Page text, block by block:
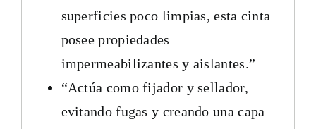
superficies poco limpias, esta cinta
posee propiedades
impermeabilizantes y aislantes.”
“Actúa como fijador y sellador,
evitando fugas y creando una capa